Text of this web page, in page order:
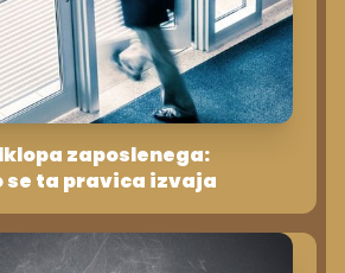
zaposlenega:
se ta pravica izvaja